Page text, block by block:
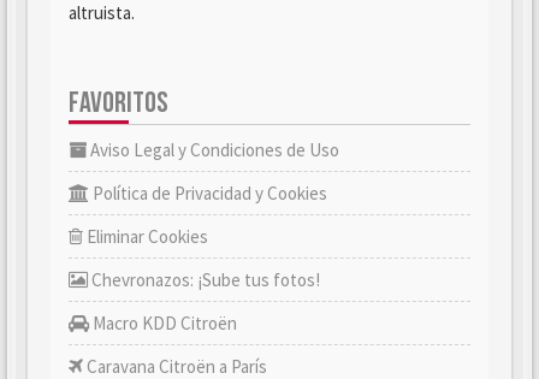
altruista.
FAVORITOS
Aviso Legal y Condiciones de Uso
Política de Privacidad y Cookies
Eliminar Cookies
Chevronazos: ¡Sube tus fotos!
Macro KDD Citroën
Caravana Citroën a París